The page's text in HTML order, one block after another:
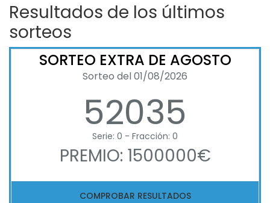
Resultados de los últimos
sorteos
SORTEO EXTRA DE AGOSTO
Sorteo del 01/08/2026
52035
Serie: 0 - Fracción: 0
PREMIO: 1500000€
COMPROBAR RESULTADOS